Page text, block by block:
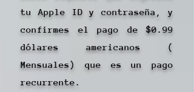
tu Apple ID y contraseña, y
confirmes el pago de $0.99
dólares americanos (
Mensuales) que es un pago
recurrente.